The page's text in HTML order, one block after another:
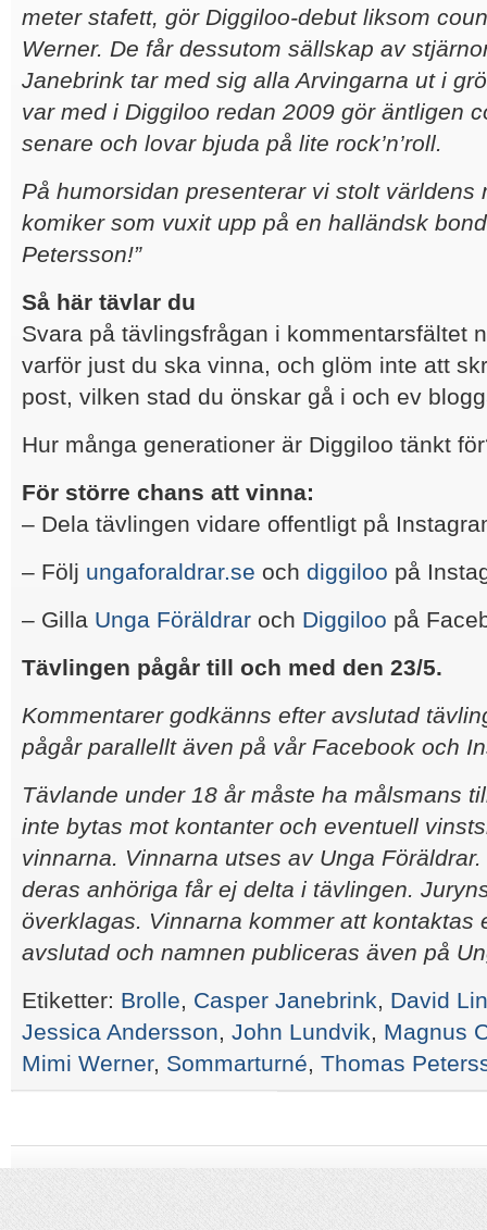
meter stafett, gör Diggiloo-debut liksom
Werner. De får dessutom sällskap av
Janebrink tar med sig alla Arvingarna ut i
var med i Diggiloo redan 2009 gör äntligen
senare och lovar bjuda på lite rock’n’roll.
På humorsidan presenterar vi stolt världens
komiker som vuxit upp på en halländsk
Petersson!”
Så här tävlar du
Svara på tävlingsfrågan i kommentarsfältet
varför just du ska vinna, och glöm inte att
post, vilken stad du önskar gå i och ev
Hur många generationer är Diggiloo tänkt
För större chans att vinna:
– Dela tävlingen vidare offentligt på
– Följ ungaforaldrar.se och diggiloo på
– Gilla Unga Föräldrar och Diggiloo på
Tävlingen pågår till och med den 23/5.
Kommentarer godkänns efter avslutad
pågår parallellt även på vår Facebook och
Tävlande under 18 år måste ha målsmans
inte bytas mot kontanter och eventuell
vinnarna. Vinnarna utses av Unga
deras anhöriga får ej delta i tävlingen.
överklagas. Vinnarna kommer att kontaktas
avslutad och namnen publiceras även på
Etiketter: Brolle, Casper Janebrink, David
Jessica Andersson, John Lundvik, Magnus
Mimi Werner, Sommarturné, Thomas